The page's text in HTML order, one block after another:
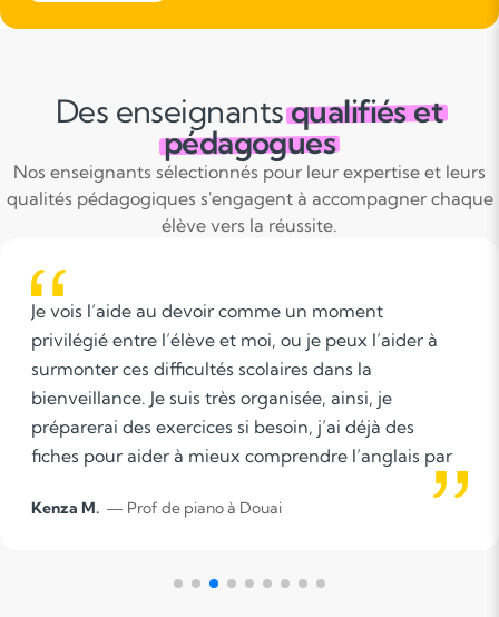
Des enseignantsqualifiés et
pédagogues
Nos enseignants sélectionnés pour leur expertise et leurs
qualités pédagogiques s'engagent à accompagner chaque
élève vers la réussite.
l’aide au devoir comme un moment
entre l’élève et moi, ou je peux l’aider à
ces difficultés scolaires dans la
Je suis très organisée, ainsi, je
des exercices si besoin, j’ai déjà des
pour aider à mieux comprendre l’anglais par
à l’élève les consignes, où je l’aiderai
— Prof de piano à Douai